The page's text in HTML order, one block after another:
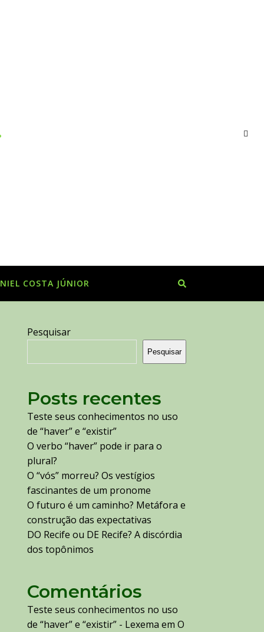
COSTA JÚNIOR
Pesquisar
Pesquisar
Posts recentes
Teste seus conhecimentos no uso
de “haver” e “existir”
O verbo “haver” pode ir para o
plural?
O “vós” morreu? Os vestígios
fascinantes de um pronome
O futuro é um caminho? Metáfora e
construção das expectativas
DO Recife ou DE Recife? A discórdia
dos topônimos
Comentários
Teste seus conhecimentos no uso
de “haver” e “existir” - Lexema em O